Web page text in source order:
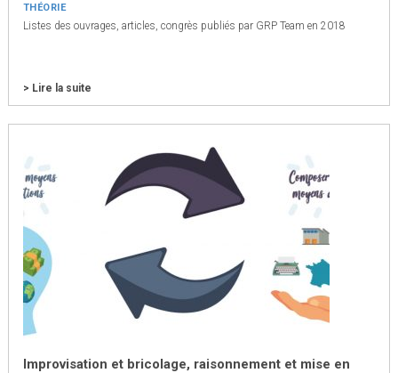
THÉORIE
Listes des ouvrages, articles, congrès publiés par GRP Team en 2018
> Lire la suite
Improvisation et bricolage, raisonnement et mise en